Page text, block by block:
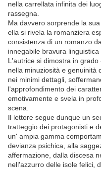
nella carrellata infinita dei
rassegna.
Ma davvero sorprende la
ella si rivela la romanziera
consistenza di un romanzo
innegabile bravura linguistica
L'autrice si dimostra in
nella minuziosità e genuinità
nei minimi dettagli,
l'approfondimento dei
emotivamente e svela in
scena.
Il lettore segue dunque un
tratteggio dei protagonisti e
un' ampia gamma
devianza psichica, alla
affermazione, dalla discesa
nell'azzurro delle isole felici,